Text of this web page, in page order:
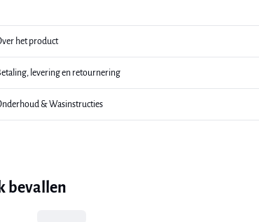
het product
levering en retournering
& Wasinstructies
bevallen